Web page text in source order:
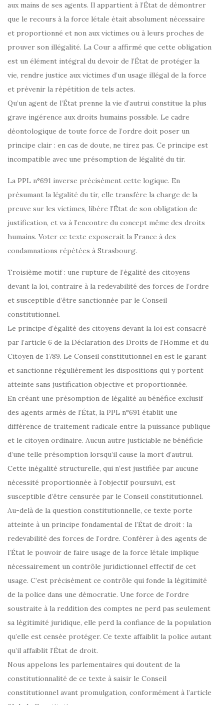
aux mains de ses agents. Il appartient à l’État de démontrer
que le recours à la force létale était absolument nécessaire
et proportionné et non aux victimes ou à leurs proches de
prouver son illégalité. La Cour a affirmé que cette obligation
est un élément intégral du devoir de l’État de protéger la
vie, rendre justice aux victimes d’un usage illégal de la force
et prévenir la répétition de tels actes.
Qu’un agent de l’État prenne la vie d’autrui constitue la plus
grave ingérence aux droits humains possible. Le cadre
déontologique de toute force de l’ordre doit poser un
principe clair : en cas de doute, ne tirez pas. Ce principe est
incompatible avec une présomption de légalité du tir.
La PPL n°691 inverse précisément cette logique. En
présumant la légalité du tir, elle transfère la charge de la
preuve sur les victimes, libère l’État de son obligation de
justification, et va à l’encontre du concept même des droits
humains. Voter ce texte exposerait la France à des
condamnations répétées à Strasbourg.
Troisième motif : une rupture de l’égalité des citoyens
devant la loi, contraire à la redevabilité des forces de l’ordre
et susceptible d’être sanctionnée par le Conseil
constitutionnel.
Le principe d’égalité des citoyens devant la loi est consacré
par l’article 6 de la Déclaration des Droits de l’Homme et du
Citoyen de 1789. Le Conseil constitutionnel en est le garant
et sanctionne régulièrement les dispositions qui y portent
atteinte sans justification objective et proportionnée.
En créant une présomption de légalité au bénéfice exclusif
des agents armés de l’État, la PPL n°691 établit une
différence de traitement radicale entre la puissance publique
et le citoyen ordinaire. Aucun autre justiciable ne bénéficie
d’une telle présomption lorsqu’il cause la mort d’autrui.
Cette inégalité structurelle, qui n’est justifiée par aucune
nécessité proportionnée à l’objectif poursuivi, est
susceptible d’être censurée par le Conseil constitutionnel.
Au-delà de la question constitutionnelle, ce texte porte
atteinte à un principe fondamental de l’État de droit : la
redevabilité des forces de l’ordre. Conférer à des agents de
l’État le pouvoir de faire usage de la force létale implique
nécessairement un contrôle juridictionnel effectif de cet
usage. C’est précisément ce contrôle qui fonde la légitimité
de la police dans une démocratie. Une force de l’ordre
soustraite à la reddition des comptes ne perd pas seulement
sa légitimité juridique, elle perd la confiance de la population
qu’elle est censée protéger. Ce texte affaiblit la police autant
qu’il affaiblit l’État de droit.
Nous appelons les parlementaires qui doutent de la
constitutionnalité de ce texte à saisir le Conseil
constitutionnel avant promulgation, conformément à l’article